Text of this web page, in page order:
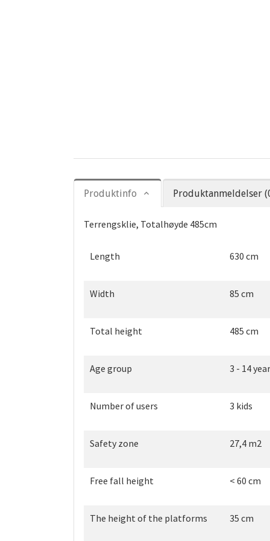
Produktinfo Produktanmeldelser
Terrengsklie, Totalhøyde 485cm
Length 630 cm
Width 85 cm
Total height 485 cm
Age group 3 - 14
Number of users 3 kids
Safety zone 27,4 m2
Free fall height < 60 cm
The height of the platforms 35 cm